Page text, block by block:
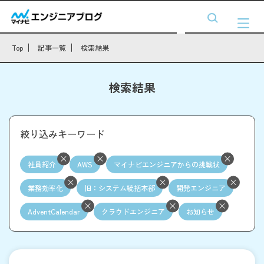
Top 記事一覧 検索結果
検索結果
絞り込みキーワード
社員紹介 AWS マイナビエンジニアからの挑戦状
業務効率化 旧：システム統括本部 開発エンジニア
AdventCalendar クラウドエンジニア お知らせ